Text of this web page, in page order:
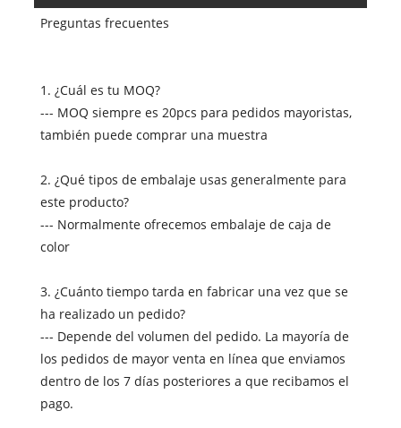
Preguntas frecuentes
1. ¿Cuál es tu MOQ?
--- MOQ siempre es 20pcs para pedidos mayoristas,
también puede comprar una muestra
2. ¿Qué tipos de embalaje usas generalmente para
este producto?
--- Normalmente ofrecemos embalaje de caja de
color
3. ¿Cuánto tiempo tarda en fabricar una vez que se
ha realizado un pedido?
--- Depende del volumen del pedido. La mayoría de
los pedidos de mayor venta en línea que enviamos
dentro de los 7 días posteriores a que recibamos el
pago.